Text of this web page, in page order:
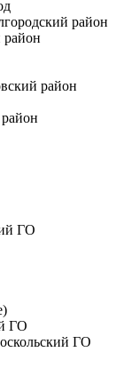
район
район
район
ГО
ГО
ГО